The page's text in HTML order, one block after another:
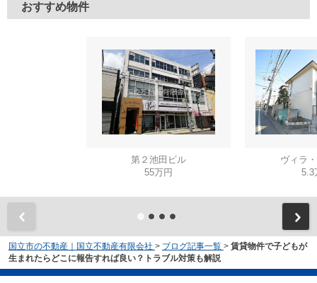
おすすめ物件
第２池田ビル
55万円
ヴィラ
5.3
国立市の不動産｜国立不動産有限会社 > ブログ記事一覧 > 賃貸物件で子どもが
生まれたらどこに報告すれば良い？トラブル対策も解説